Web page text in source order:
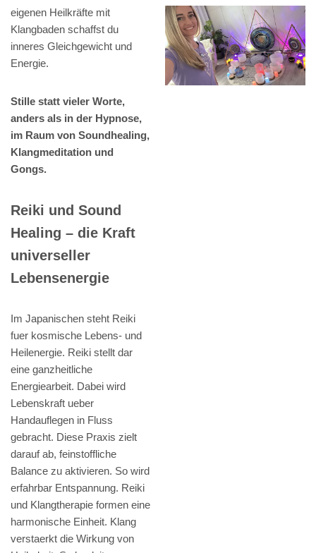
eigenen Heilkräfte mit
Klangbaden schaffst du
inneres Gleichgewicht und
Energie.
Stille statt vieler Worte,
anders als in der Hypnose,
im Raum von Soundhealing,
Klangmeditation und
Gongs.
Reiki und Sound
Healing – die Kraft
universeller
Lebensenergie
Im Japanischen steht Reiki
fuer kosmische Lebens- und
Heilenergie. Reiki stellt dar
eine ganzheitliche
Energiearbeit. Dabei wird
Lebenskraft ueber
Handauflegen in Fluss
gebracht. Diese Praxis zielt
darauf ab, feinstoffliche
Balance zu aktivieren. So wird
erfahrbar Entspannung. Reiki
und Klangtherapie formen eine
harmonische Einheit. Klang
verstaerkt die Wirkung von